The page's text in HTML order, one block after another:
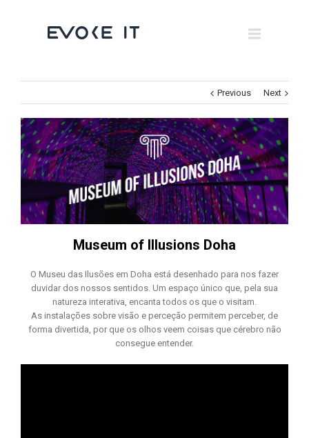
×
Museums
Corporate
All
Previous Next
Museum of Illusions Doha
O Museu das Ilusões em Doha está desenhado para nos fazer
duvidar dos nossos sentidos. Um espaço único que, pela sua
natureza interativa, encanta todos os que o visitam.
As instalações sobre visão e perceção permitem perceber, de
forma divertida, por que os olhos veem coisas que cérebro não
consegue entender.